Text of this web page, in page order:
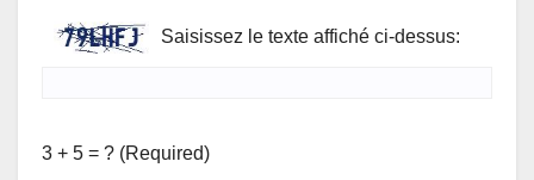
Saisissez le texte affiché ci-dessus:
3 + 5 = ? (Required)